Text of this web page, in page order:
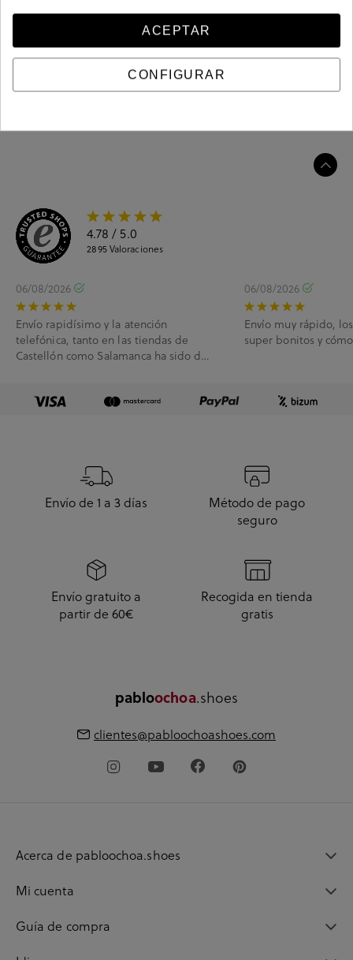
Guía de tallas
4.78 / 5.0
2895Valoraciones
06/08/2026
Envío rapidísimo y la atención
telefónica, tanto en las tiendas de
Castellón como Salamanca ha sido de
06/08/2026
Envío muy rápido,
super bonitos y
Envío de 1 a 3 días
Método de pago
seguro
Envío gratuito a
partir de 60€
Recogida en tienda
gratis
pabloochoa.shoes
clientes@pabloochoashoes.com
Acerca de pabloochoa.shoes
Mi cuenta
Guía de compra
ACEPTAR
CONFIGURAR